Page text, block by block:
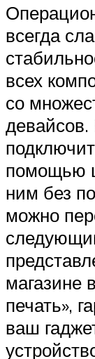
всегда
всех
со
помощью
ним без
можно
магазине
печать»,
ваш